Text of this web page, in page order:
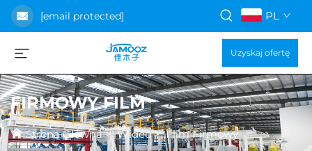
[email protected] PL
Uzyskaj ofertę
FIRMOWY FILM
Strona Główna>Wideo>Film Firmowy